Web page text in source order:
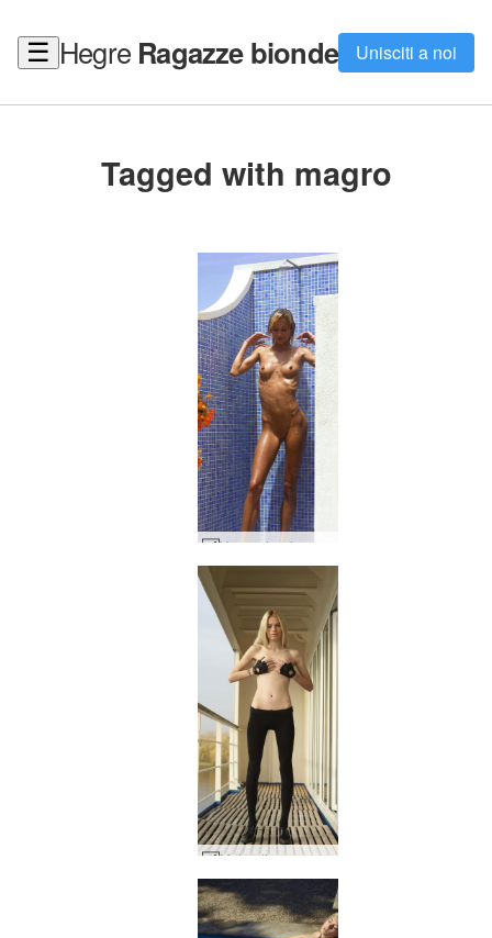
☰ Hegre Ragazze bionde Unisciti a noi
Tagged with magro
Mutandine rosa Nataly N #4